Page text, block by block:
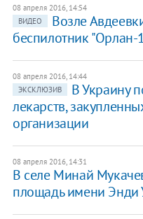
08 апреля 2016, 14:54
ВИДЕО
Возле
беспилотник "Орлан-
08 апреля 2016, 14:44
ЭКСКЛЮЗИВ
В Украину
лекарств,
организации
08 апреля 2016, 14:31
В селе Минай
площадь имени Энди